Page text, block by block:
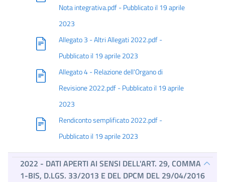
Nota integrativa.pdf - Pubblicato il 19 aprile
2023
Allegato 3 - Altri Allegati 2022.pdf -
Pubblicato il 19 aprile 2023
Allegato 4 - Relazione dell'Organo di
Revisione 2022.pdf - Pubblicato il 19 aprile
2023
Rendiconto semplificato 2022.pdf -
Pubblicato il 19 aprile 2023
2022 - DATI APERTI AI SENSI DELL'ART. 29, COMMA
1-BIS, D.LGS. 33/2013 E DEL DPCM DEL 29/04/2016